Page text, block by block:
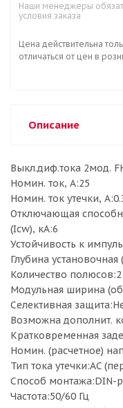
Наши менеджеры
условия заказа
Цена действительна
отличаться от цен в
Описание
Выкл.диф.тока 2мод.
Номин. ток, А:25
Номин. ток утечки,
Отключающая
(Icw), кА:6
Устойчивость к
Глубина
Количество полюсов:2
Модульная ширина
Селективная
Возможна дополнит.
Кратковременная
Номин. (расчетное)
Тип тока утечки:AC
Способ монтажа:DIN-
Частота:50/60 Гц